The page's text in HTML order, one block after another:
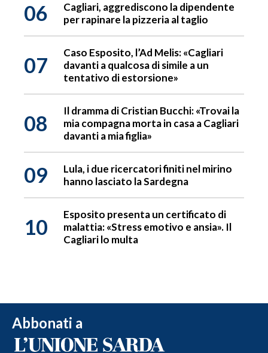
06
Cagliari, aggrediscono la dipendente
per rapinare la pizzeria al taglio
07
Caso Esposito, l’Ad Melis: «Cagliari
davanti a qualcosa di simile a un
tentativo di estorsione»
08
Il dramma di Cristian Bucchi: «Trovai la
mia compagna morta in casa a Cagliari
davanti a mia figlia»
09
Lula, i due ricercatori finiti nel mirino
hanno lasciato la Sardegna
10
Esposito presenta un certificato di
malattia: «Stress emotivo e ansia». Il
Cagliari lo multa
Abbonati a